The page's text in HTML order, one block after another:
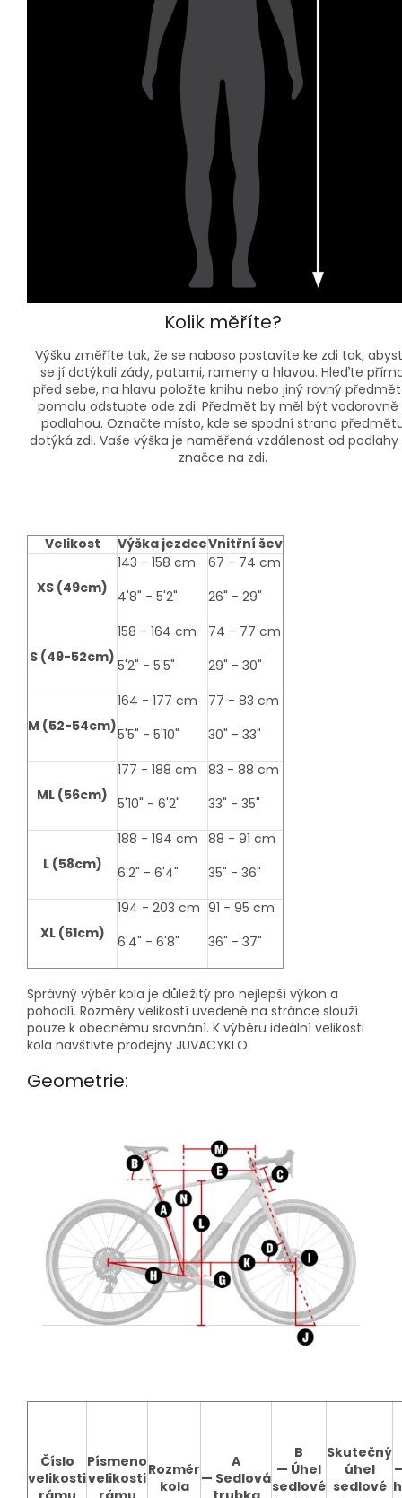
Kolik měříte?
Výšku změříte tak, že se naboso postavíte ke zdi tak,
se jí dotýkali zády, patami, rameny a hlavou. Hleďte
před sebe, na hlavu položte knihu nebo jiný rovný
pomalu odstupte ode zdi. Předmět by měl být vodorovně
podlahou. Označte místo, kde se spodní strana
dotýká zdi. Vaše výška je naměřená vzdálenost od podlahy
značce na zdi.
size-
table
Velikost Výška jezdceVnitřní šev
XS (49cm)
143 - 158 cm
4'8" - 5'2"
67 - 74 cm
26" - 29"
S (49-52cm)
158 - 164 cm
5'2" - 5'5"
74 - 77 cm
29" - 30"
M (52-54cm)
164 - 177 cm
5'5" - 5'10"
77 - 83 cm
30" - 33"
ML (56cm)
177 - 188 cm
5'10" - 6'2"
83 - 88 cm
33" - 35"
L (58cm)
188 - 194 cm
6'2" - 6'4"
88 - 91 cm
35" - 36"
XL (61cm)
194 - 203 cm
6'4" - 6'8"
91 - 95 cm
36" - 37"
Správný výběr kola je důležitý pro nejlepší výkon a
pohodlí. Rozměry velikostí uvedené na stránce slouží
pouze k obecnému srovnání. K výběru ideální velikosti
kola navštivte prodejny JUVACYKLO.
Geometrie:
Číslo
velikosti
Písmeno
velikostiRozměr
kola
A
— Sedlová
B
— Úhel
sedlové
Skutečný
úhel
sedlové